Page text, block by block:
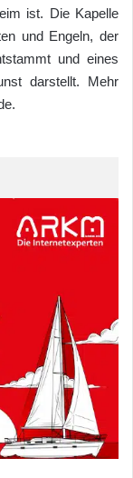
ist. Die Kapelle
und Engeln, der
und eines
darstellt. Mehr